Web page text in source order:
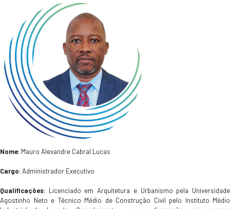
Nome: Mauro Alexandre Cabral Lucas
Cargo: Administrador Executivo
Qualificações: Licenciado em Arquitetura e Urbanismo pela Universidade
Agostinho Neto e Técnico Médio de Construção Civil pelo Instituto Médio